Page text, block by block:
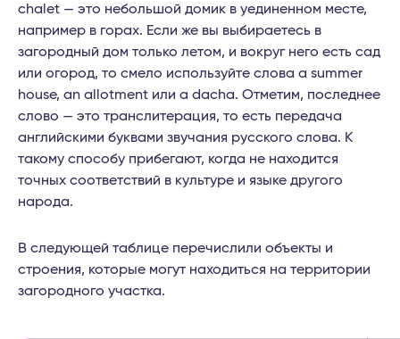
chalet — это небольшой домик в уединенном месте,
например в горах. Если же вы выбираетесь в
загородный дом только летом, и вокруг него есть сад
или огород, то смело используйте слова a summer
house, an allotment или a dacha. Отметим, последнее
слово — это транслитерация, то есть передача
английскими буквами звучания русского слова. К
такому способу прибегают, когда не находится
точных соответствий в культуре и языке другого
народа.
В следующей таблице перечислили объекты и
строения, которые могут находиться на территории
загородного участка.